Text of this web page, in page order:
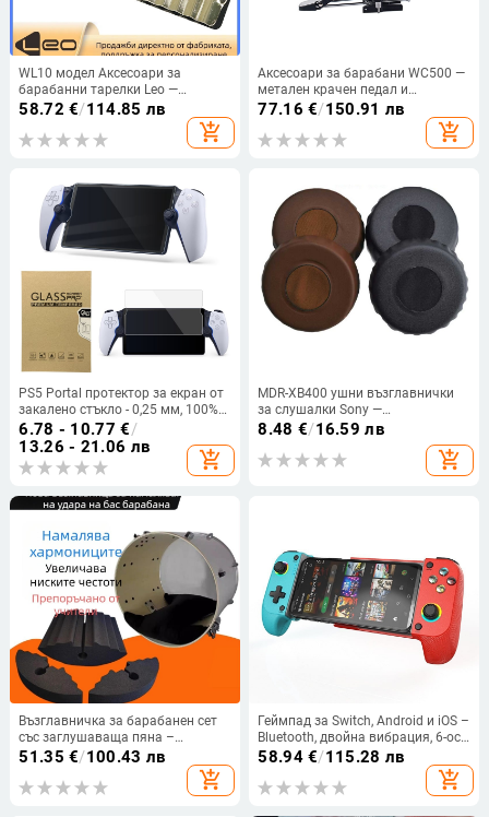
WL10 модел Аксесоари за
барабанни тарелки Leo —
западни ударни инструменти,
Поднос
58.72 €/114.85 лв
add_shopping_cart
Аксесоари за барабани WC500 —
метален крачен педал и
комплект барабанни палки
77.16 €/150.91 лв
add_shopping_cart
PS5 Portal протектор за екран от
закалено стъкло - 0,25 мм, 100%
прозрачност, съвместим с PS5
Portal, OEM обработка
6.78 - 10.77 €/
13.26 - 21.06 лв
add_shopping_cart
MDR-XB400 ушни възглавнички
за слушалки Sony —
имитационна кожа, протеинова
повърхност, самозалепващо
задно, 2 чифта (Model MDR-
8.48 €/16.59 лв
add_shopping_cart
Възглавничка за барабанен сет
със заглушаваща пяна –
звукоизолираща възглавничка
51.35 €/100.43 лв
add_shopping_cart
Геймпад за Switch, Android и iOS –
Bluetooth, двойна вибрация, 6-ос
сенсорно управление, STK-7009F
58.94€/115.28 лв
add_shopping_cart